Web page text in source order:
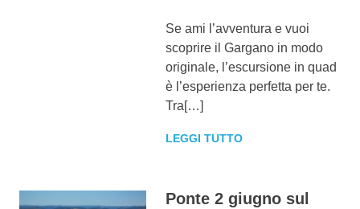
Se ami l’avventura e vuoi
scoprire il Gargano in modo
originale, l’escursione in quad
è l’esperienza perfetta per te.
Tra[…]
LEGGI TUTTO
Ponte 2 giugno sul